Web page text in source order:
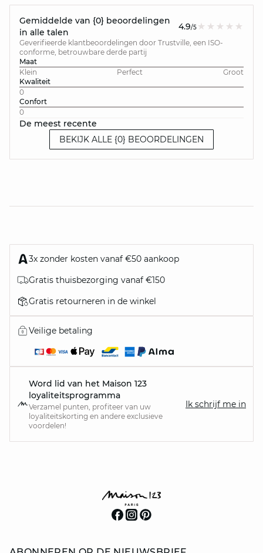
Gemiddelde van {0} beoordelingen
in alle talen
4.9/5
Geverifieerde klantbeoordelingen door Trustville, een ISO-
conforme, betrouwbare derde partij
Maat
Klein
Perfect
Groot
Kwaliteit
0
Confort
0
De meest recente
BEKIJK ALLE {0} BEOORDELINGEN
3x zonder kosten vanaf €50 aankoop
Gratis thuisbezorging vanaf €150
Gratis retourneren in de winkel
Veilige betaling
Word lid van het Maison 123
loyaliteitsprogramma
Verzamel punten, profiteer van uw
loyaliteitskorting en andere exclusieve
voordelen!
Ik schrijf me in